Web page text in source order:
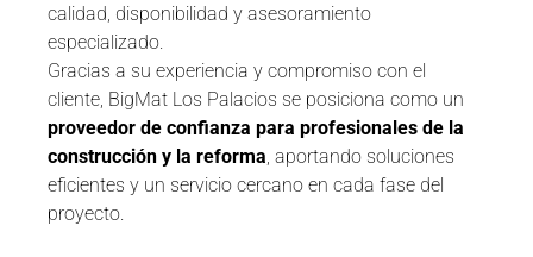
calidad, disponibilidad y asesoramiento
especializado.
Gracias a su experiencia y compromiso con el
cliente, BigMat Los Palacios se posiciona como un
proveedor de confianza para profesionales de la
construcción y la reforma , aportando soluciones
eficientes y un servicio cercano en cada fase del
proyecto.